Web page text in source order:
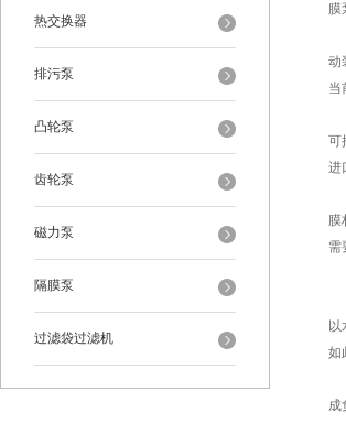
热交换器
排污泵
凸轮泵
齿轮泵
磁力泵
隔膜泵
过滤袋过滤机
动
当
可
进
需
1
如
2
成
3